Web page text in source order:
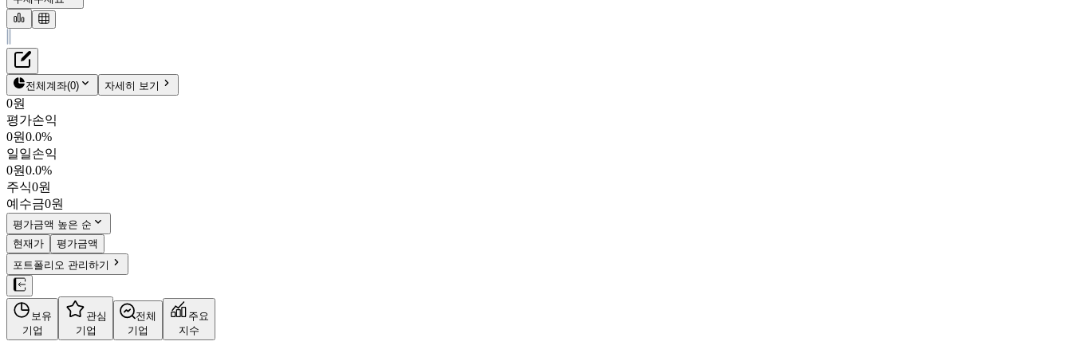
오르비텍
4,690원
046120
KOSDAQ
시가총액
PBR1.60
PER11.17
fPER -
배당수익률-
자사주비율1.00%
결산월12월
사업정보
더보기
재무정보
펀더멘탈
밸류에이션
주주환원
컨센서스
주식정보
전체계좌(0) 자세히 보기
0원
평가손익
0원0.0%
일일손익
0원0.0%
주식0원
예수금0원
평가금액 높은 순
현재가
평가금액
포트폴리오 관리하기
보유
기업
관심
기업
전체
기업
주요
지수